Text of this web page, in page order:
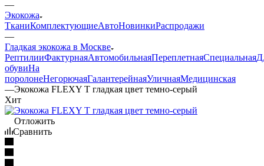
—
Экокожа
ТканиКомплектующиеАвтоНовинкиРаспродажи
—
Гладкая экокожа в Москве
РептилииФактурнаяАвтомобильнаяПереплетнаяСпециальная
обувиНа
поролонеНегорючаяГалантерейнаяУличнаяМедицинская
—Экокожа FLEXY T гладкая цвет темно-серый
Хит
Отложить
Сравнить